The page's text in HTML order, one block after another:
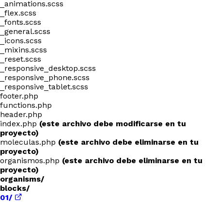
_animations.scss
_flex.scss
_fonts.scss
_general.scss
_icons.scss
_mixins.scss
_reset.scss
_responsive_desktop.scss
_responsive_phone.scss
_responsive_tablet.scss
footer.php
functions.php
header.php
index.php (este archivo debe modificarse en tu
proyecto)
moleculas.php (este archivo debe eliminarse en tu
proyecto)
organismos.php (este archivo debe eliminarse en tu
proyecto)
organisms/
blocks/
01/